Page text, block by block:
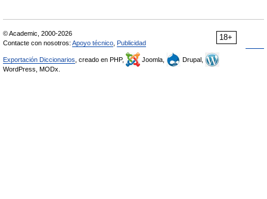
18+
© Academic, 2000-2026
Contacte con nosotros: Apoyo técnico Publicidad
Exportación Diccionarios , creado en PHP, Joomla,
Drupal,
WordPress, MODx.